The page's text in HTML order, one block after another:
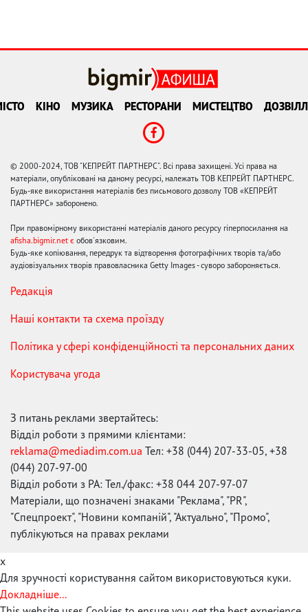
КІНО МУЗИКА РЕСТОРАНИ МИСТЕЦТВО
© 2000-2024, ТОВ "КЕПРЕЙТ ПАРТНЕРС". Всі права захищені. Усі права на
матеріали, опубліковані на даному ресурсі, належать ТОВ КЕПРЕЙТ ПАРТНЕРС.
Будь-яке використання матеріалів без письмового дозволу ТОВ «КЕПРЕЙТ
ПАРТНЕРС» заборонено.
При правомірному використанні матеріалів даного ресурсу гіперпосилання на
afisha.bigmir.net є обов'язковим.
Будь-яке копіювання, передрук та відтворення фотографічних творів та/або
аудіовізуальних творів правовласника Getty Images - суворо забороняється.
Редакція
Наші контакти та схема проїзду
Політика у сфері конфіденційності та персональних даних
Користувача угода
З питань реклами звертайтесь:
Відділ роботи з прямими клієнтами:
reklama@mediadim.com.ua Тел: +38 (044) 207-33-05, +38
(044) 207-97-00
Відділ роботи з РА: Тел./факс: +38 044 207-97-07
Матеріали, що позначені знаками "Реклама", "PR",
"Спецпроект", "Новини компаній", "Актуально", "Промо",
публікуються на правах реклами
x
Для зручності користування сайтом використовуються куки.
Докладніше...